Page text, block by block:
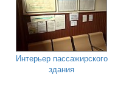
Интерьер пассажирского
здания